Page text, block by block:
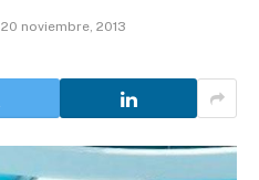
20 noviembre, 2013